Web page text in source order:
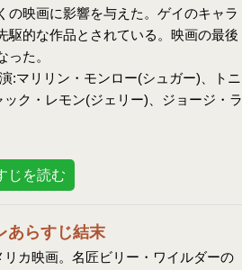
の映画に影響を与えた。ゲイのキャラ
駆的な作品とされている。映画の最後
た。
:マリリン・モンロー(シュガー)、トニ
ク・レモン(ジェリー)、ジョージ・ラ
じを読む
あらすじ結末
リカ映画。名匠ビリー・ワイルダーの